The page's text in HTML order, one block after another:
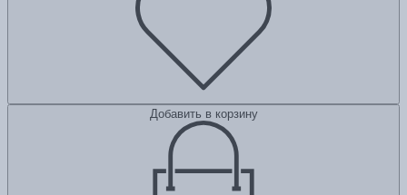
Добавить в корзину